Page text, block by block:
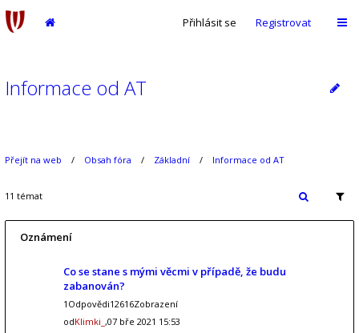
Přihlásit se Registrovat
Informace od AT
Přejít na web Obsah fóra Základní Informace od AT
11 témat
Oznámení
Co se stane s mými věcmi v případě, že budu
zabanován?
1Odpovědi12616Zobrazení
odKlimki_ ,07 bře 2021 15:53